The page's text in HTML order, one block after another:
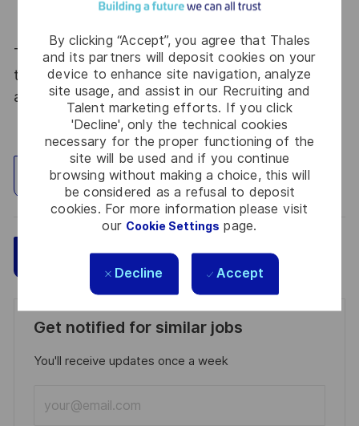
By clicking “Accept”, you agree that Thales
and its partners will deposit cookies on your
device to enhance site navigation, analyze
site usage, and assist in our Recruiting and
Talent marketing efforts. If you click
'Decline', only the technical cookies
necessary for the proper functioning of the
site will be used and if you continue
browsing without making a choice, this will
be considered as a refusal to deposit
cookies. For more information please visit
our Cookie Settings page.
Decline Accept
Thales, entreprise Handi-Engagée, reconnait
tous les talents. La diversité est notre meilleur
atout. Postulez et rejoignez nous !
Explore Location
Apply Now Save
Get notified for similar jobs
You'll receive updates once a week
Email